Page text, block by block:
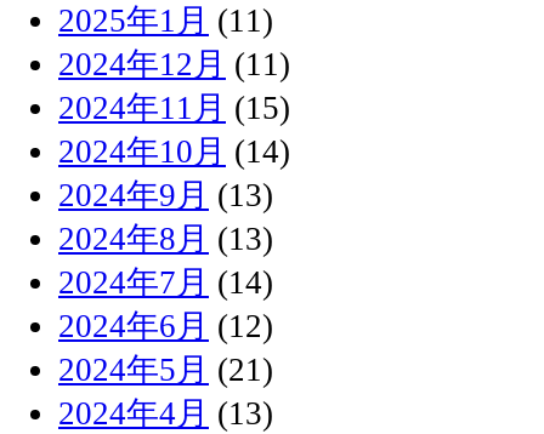
2025年1月 (11)
2024年12月 (11)
2024年11月 (15)
2024年10月 (14)
2024年9月 (13)
2024年8月 (13)
2024年7月 (14)
2024年6月 (12)
2024年5月 (21)
2024年4月 (13)